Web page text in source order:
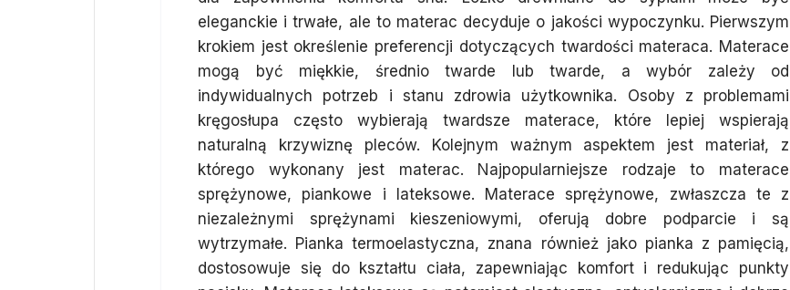
eleganckie i trwałe, ale to materac decyduje o jakości wypoczynku. Pierwszym
krokiem jest określenie preferencji dotyczących twardości materaca. Materace
mogą być miękkie, średnio twarde lub twarde, a wybór zależy od
indywidualnych potrzeb i stanu zdrowia użytkownika. Osoby z problemami
kręgosłupa często wybierają twardsze materace, które lepiej wspierają
naturalną krzywiznę pleców. Kolejnym ważnym aspektem jest materiał, z
którego wykonany jest materac. Najpopularniejsze rodzaje to materace
sprężynowe, piankowe i lateksowe. Materace sprężynowe, zwłaszcza te z
niezależnymi sprężynami kieszeniowymi, oferują dobre podparcie i są
wytrzymałe. Pianka termoelastyczna, znana również jako pianka z pamięcią,
dostosowuje się do kształtu ciała, zapewniając komfort i redukując punkty